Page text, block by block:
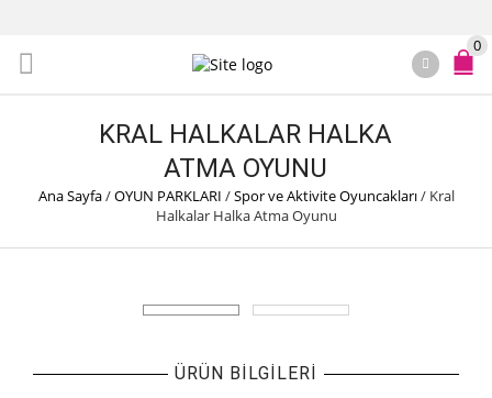
0
KRAL HALKALAR HALKA
ATMA OYUNU
Ana Sayfa/OYUN PARKLARI /Spor ve Aktivite Oyuncakları/ Kral
Halkalar Halka Atma Oyunu
ÜRÜN BILGILERI